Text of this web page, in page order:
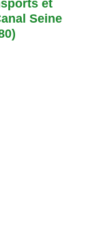
et
Seine